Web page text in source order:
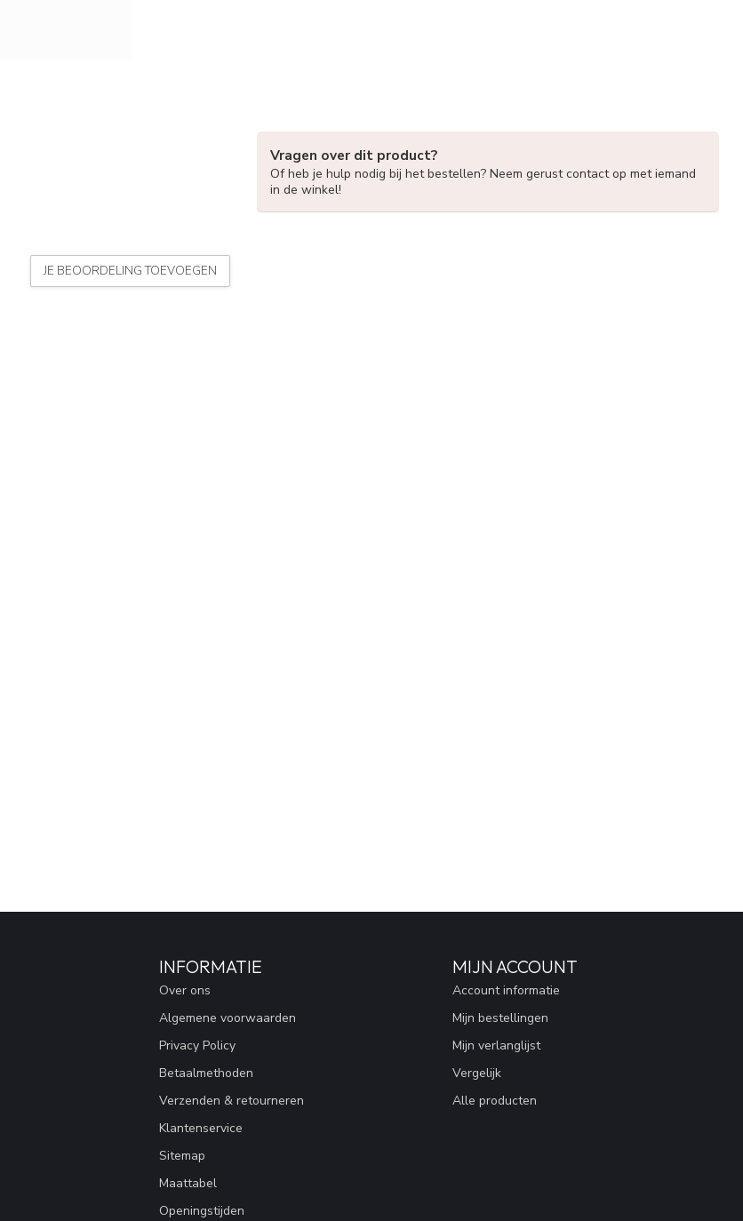
JE BEOORDELING TOEVOEGEN
Vragen over dit product?
Of heb je hulp nodig bij het bestellen? Neem gerust contact op met iemand
in de winkel!
INFORMATIE
Over ons
Algemene voorwaarden
Privacy Policy
Betaalmethoden
Verzenden & retourneren
Klantenservice
Sitemap
Maattabel
Openingstijden
MIJN ACCOUNT
Account informatie
Mijn bestellingen
Mijn verlanglijst
Vergelijk
Alle producten